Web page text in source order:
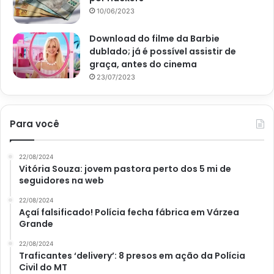
Já na classe dos vegetais, a vitamina A se concentra em
boas quantidade em folhas verdes como a mostarda, a
couve e o espinafre. Além disso, é possível achá-la em
vegetais amarelos como a famosa cenoura e a adocicada
abóbora.
Frutas ricas em vitamina A
As frutas não ficam de fora e, talvez, seja a opção mais
fácil de inserir no dia a dia. Assim, as que possuem maior
concentração dessa vitamina são as que possuem a cor
amarelo alaranjadas. Por exemplo: a manga, o mamão, o
3 sucos naturais ricos em
vitamina A
10/06/2023
Download do filme da Barbie
dublado; já é possível assistir de
graça, antes do cinema
23/07/2023
Para você
22/08/2024
Vitória Souza: jovem pastora perto dos 5 mi de
seguidores na web
22/08/2024
Açaí falsificado! Polícia fecha fábrica em Várzea
Grande
22/08/2024
Traficantes ‘delivery’: 8 presos em ação da Polícia
Civil do MT